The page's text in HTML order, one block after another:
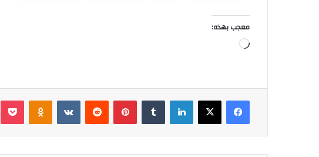
معجب بهذه:
جاري
فيسبوك ‫X لينكدإن بينتيريست Odnoklassniki
‫Pocket